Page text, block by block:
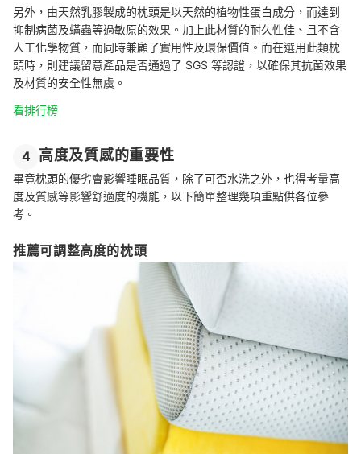
另外，由天然乳膠製成的枕頭是以天然的植物性蛋白成分，而達到
抑制病菌及蟎蟲等過敏原的效果。加上此材質的耐久性佳、且不含
人工化學物質，而同時兼顧了實用性及環保價值。而在選用此類枕
頭時，則建議留意產品是否通過了 SGS 等認證，以確保其抗菌效果
及材質的安全性無虞。
看排行榜
4 高度及質感的重要性
畢竟枕頭的優劣會影響睡眠品質，除了可否水洗之外，也得考量高
度及質感等影響舒適度的機能，以下簡單整理幾項重點供各位參
考。
推薦可調整高度的枕頭